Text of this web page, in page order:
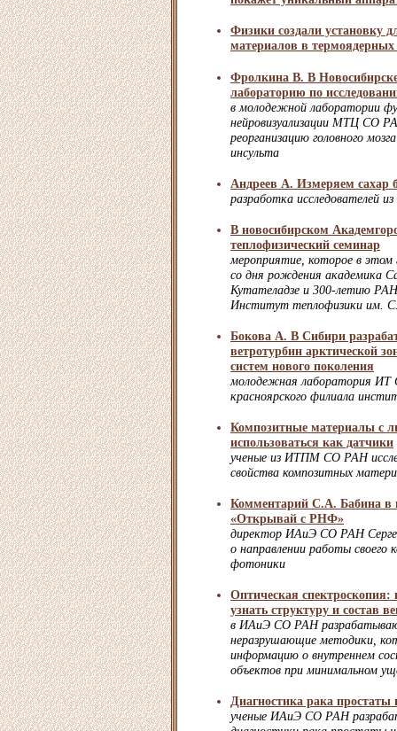
Физики создали установку
материалов в термоядерных
Фролкина В. В
лабораторию по
в молодежной лаборатории
нейровизуализации МТЦ СО
реорганизацию головного
инсульта
Андреев А. Измеряем сахар
разработка исследователей
В новосибирском
теплофизический семинар
мероприятие, которое в этом
со дня рождения академика
Кутателадзе и 300-летию
Институт теплофизики им.
Бокова А. В Сибири
ветротурбин арктической
систем нового поколения
молодежная лаборатория
красноярского филиала
Композитные материалы с
использоваться как датчики
ученые из ИТПМ СО РАН
свойства композитных
Комментарий С.А. Бабина в
«Открывай с РНФ»
директор ИАиЭ СО РАН
о направлении работы своего
фотоники
Оптическая
узнать структуру и состав
в ИАиЭ СО РАН
неразрушающие методики,
информацию о внутреннем
объектов при минимальном
Диагностика рака простаты
ученые ИАиЭ СО РАН